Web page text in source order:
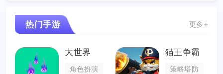
热门手游 更多+
大世界
角色扮演
猫王争霸
策略塔防